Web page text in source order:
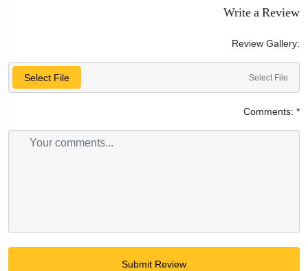
Write a Review
Review Gallery:
Select File Select File
Comments: *
Submit Review